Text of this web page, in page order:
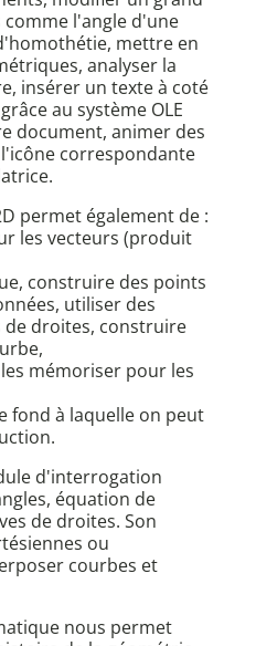
l'angle d'une
mettre en
analyser la
insérer un texte à coté
au système OLE
document, animer des
correspondante
permet également de :
les vecteurs (produit
construire des points
utiliser des
de droites, construire
mémoriser pour les
fond à laquelle on peut
d'interrogation
équation de
de droites. Son
ou
courbes et
nous permet